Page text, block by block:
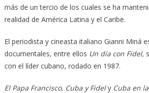
más de un tercio de los cuales se ha
realidad de América Latina y el Caribe.
El periodista y cineasta italiano Gianni Miná
documentales, entre ellos Un día con Fidel,
con el líder cubano, rodado en 1987.
El Papa Francisco, Cuba y Fidely Cuba en